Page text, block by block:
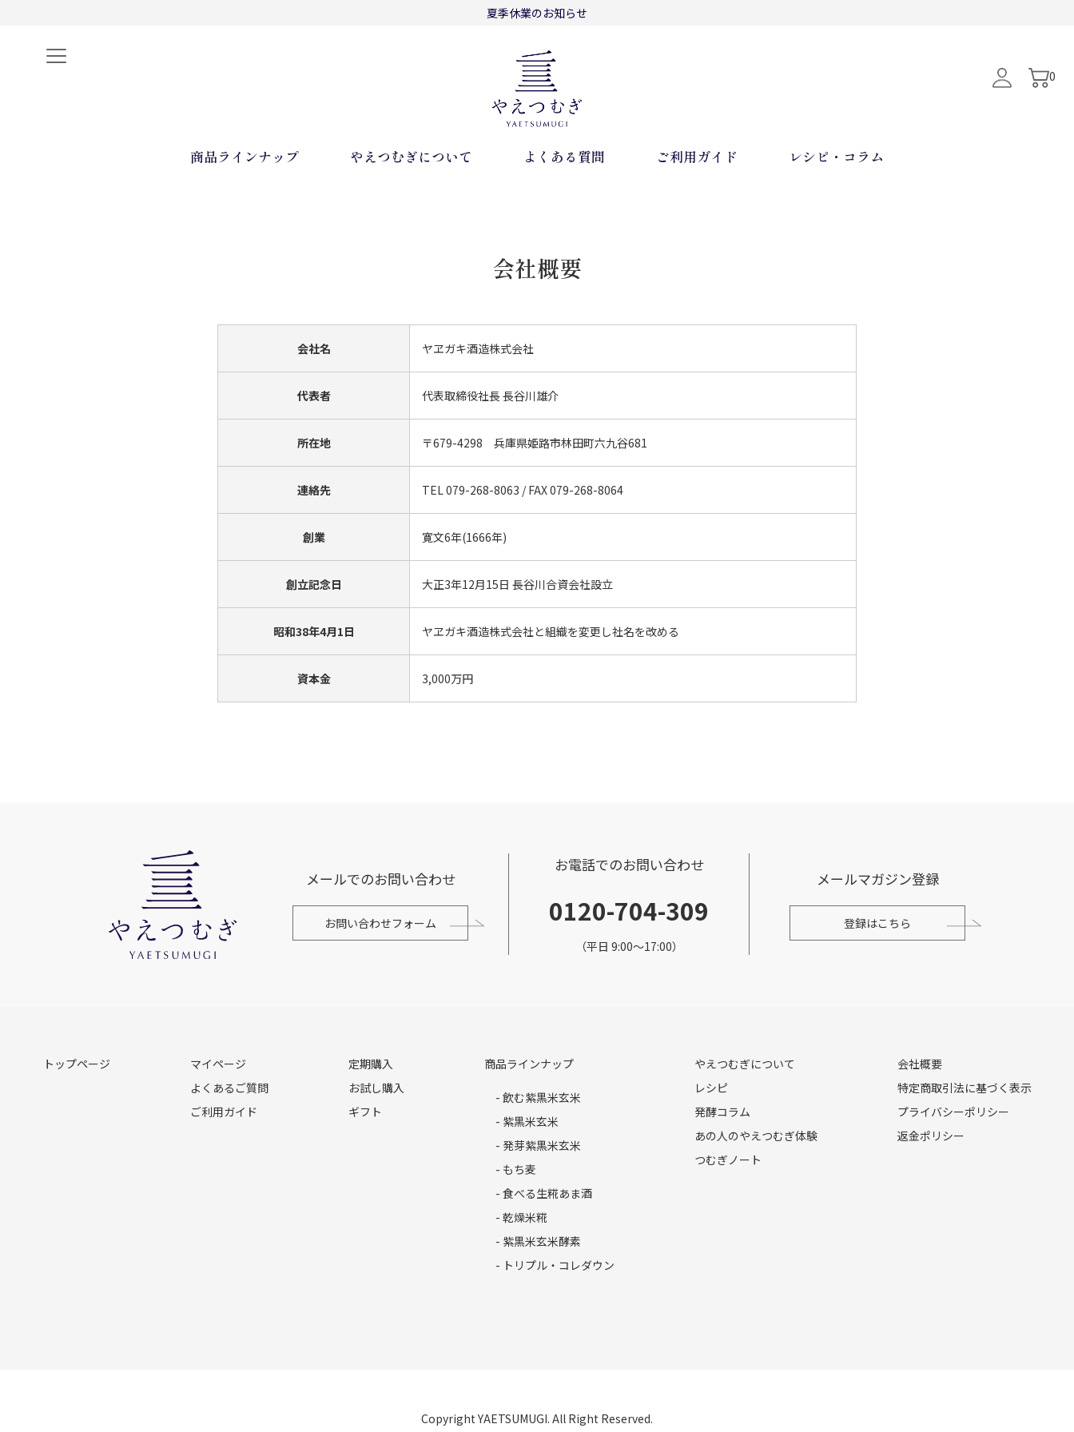
夏季休業のお知らせ
0
商品ラインナップ やえつむぎについて よくある質問 ご利用ガイド レシピ・コラム
会社概要
会社名 ヤヱガキ酒造株式会社
代表者 代表取締役社長 長谷川雄介
所在地 〒679-4298 兵庫県姫路市林田町六九谷681
連絡先 TEL 079-268-8063 / FAX 079-268-8064
創業 寛文6年(1666年)
創立記念日 大正3年12月15日 長谷川合資会社設立
昭和38年4月1日 ヤヱガキ酒造株式会社と組織を変更し社名を改める
資本金 3,000万円
メールでのお問い合わせ
お問い合わせフォーム
お電話でのお問い合わせ
0120-704-309
（平日 9:00～17:00）
メールマガジン登録
登録はこちら
トップページ
マイページ
よくあるご質問
ご利用ガイド
定期購入
お試し購入
ギフト
商品ラインナップ
- 飲む紫黒米玄米
- 紫黒米玄米
- 発芽紫黒米玄米
- もち麦
- 食べる生糀あま酒
- 乾燥米糀
- 紫黒米玄米酵素
- トリプル・コレダウン
やえつむぎについて
レシピ
発酵コラム
あの人のやえつむぎ体験
つむぎノート
会社概要
特定商取引法に基づく表示
プライバシーポリシー
返金ポリシー
Copyright YAETSUMUGI. All Right Reserved.